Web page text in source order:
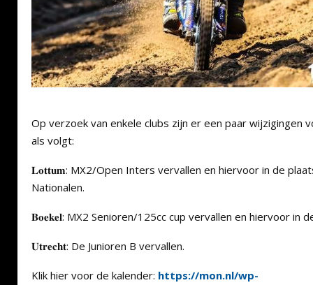
Op verzoek van enkele clubs zijn er een paar wijzigingen
als volgt:
𝐋𝐨𝐭𝐭𝐮𝐦: MX2/Open Inters vervallen en hiervoor in de
Nationalen.
𝐁𝐨𝐞𝐤𝐞𝐥: MX2 Senioren/125cc cup vervallen en hiervoor in
𝐔𝐭𝐫𝐞𝐜𝐡𝐭: De Junioren B vervallen.
Klik hier voor de kalender: https://mon.nl/wp-